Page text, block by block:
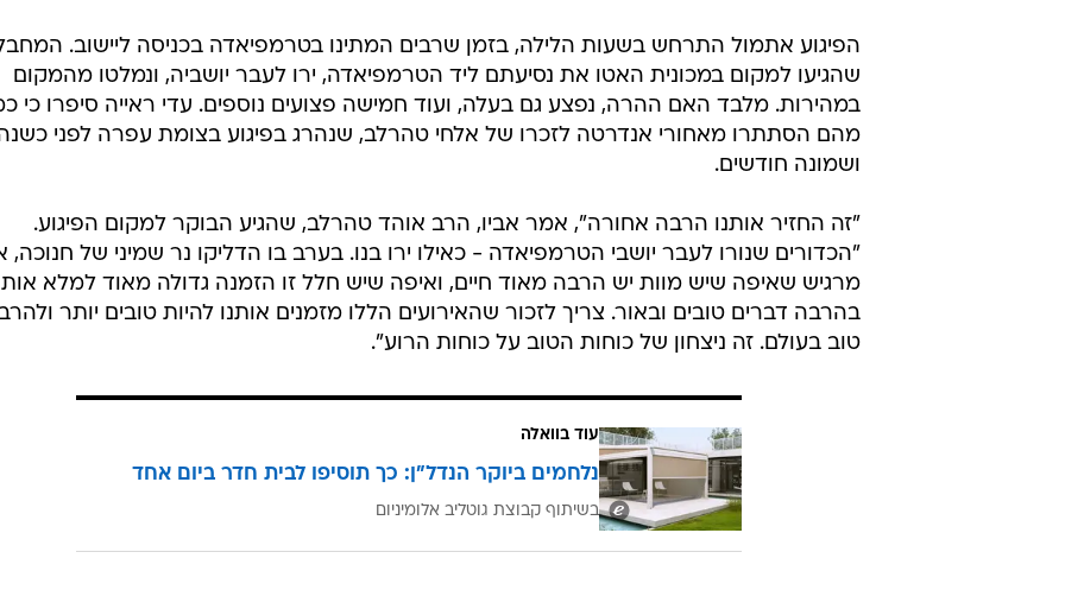
הפיגוע אתמול התרחש בשעות הלילה, בזמן שרבים המתינו בטרמפיאדה בכניסה ליישוב.
שהגיעו למקום במכונית האטו את נסיעתם ליד הטרמפיאדה, ירו לעבר יושביה, ונמלטו מהמקום
במהירות. מלבד האם ההרה, נפצע גם בעלה, ועוד חמישה פצועים נוספים. עדי ראייה סיפרו כי
מהם הסתתרו מאחורי אנדרטה לזכרו של אלחי טהרלב, שנהרג בפיגוע בצומת עפרה לפני
ושמונה חודשים.
"זה החזיר אותנו הרבה אחורה", אמר אביו, הרב אוהד טהרלב, שהגיע הבוקר למקום הפיגוע.
"הכדורים שנורו לעבר יושבי הטרמפיאדה - כאילו ירו בנו. בערב בו הדליקו נר שמיני של חנוכה,
מרגיש שאיפה שיש מוות יש הרבה מאוד חיים, ואיפה שיש חלל זו הזמנה גדולה מאוד למלא
בהרבה דברים טובים ובאור. צריך לזכור שהאירועים הללו מזמנים אותנו להיות טובים יותר
טוב בעולם. זה ניצחון של כוחות הטוב על כוחות הרוע".
עוד בוואלה
נלחמים ביוקר הנדל"ן: כך תוסיפו לבית חדר ביום אחד
בשיתוף קבוצת גוטליב אלומיניום